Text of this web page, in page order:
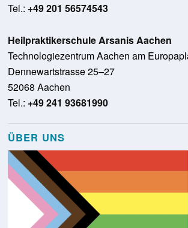
Tel.: +49 201 56574543
Heilpraktikerschule Arsanis Aachen
Technologiezentrum Aachen am
Dennewartstrasse 25–27
52068 Aachen
Tel.: +49 241 93681990
ÜBER UNS
Team
Stellenangebote
Presse
Schulungsraumvermietung
Glossar